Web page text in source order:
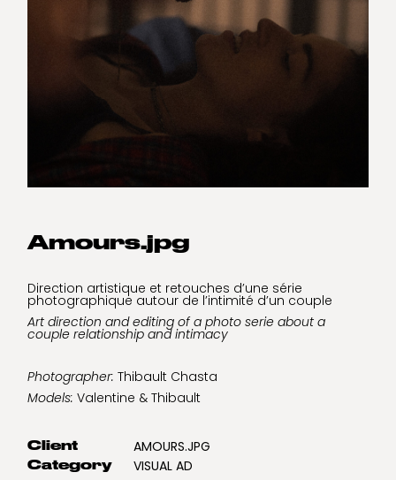
Amours.jpg
Direction artistique et retouches d’une série
photographique autour de l’intimité d’un couple
Art direction and editing of a photo serie about a
couple relationship and intimacy
Photographer: Thibault Chasta
Models: Valentine & Thibault
Client AMOURS.JPG
Category VISUAL AD